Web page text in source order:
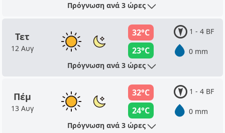
Πρόγνωση ανά 3 ώρες
Τετ
12 Αυγ
32°C
23°C
1 - 4 BF
0 mm
Πρόγνωση ανά 3 ώρες
Πέμ
13 Αυγ
32°C
24°C
1 - 4 BF
0 mm
Πρόγνωση ανά 3 ώρες